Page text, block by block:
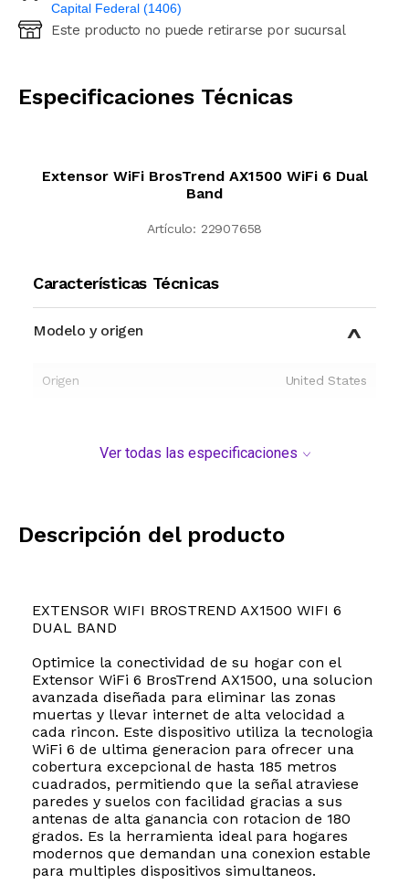
Capital Federal (1406)
Ingresá código postal (sólo números)
Este producto no puede retirarse por sucursal
Especificaciones Técnicas
Extensor WiFi BrosTrend AX1500 WiFi 6 Dual
Band
Artículo: 22907658
Características Técnicas
Modelo y origen
Origen United States
Ver todas las especificaciones
Descripción del producto
EXTENSOR WIFI BROSTREND AX1500 WIFI 6
DUAL BAND
Optimice la conectividad de su hogar con el
Extensor WiFi 6 BrosTrend AX1500, una solucion
avanzada diseñada para eliminar las zonas
muertas y llevar internet de alta velocidad a
cada rincon. Este dispositivo utiliza la tecnologia
WiFi 6 de ultima generacion para ofrecer una
cobertura excepcional de hasta 185 metros
cuadrados, permitiendo que la señal atraviese
paredes y suelos con facilidad gracias a sus
antenas de alta ganancia con rotacion de 180
grados. Es la herramienta ideal para hogares
modernos que demandan una conexion estable
para multiples dispositivos simultaneos.